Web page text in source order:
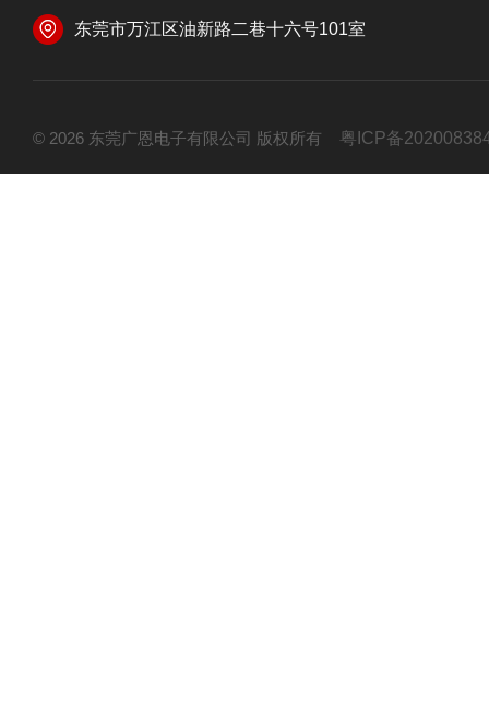
东莞市万江区油新路二巷十六号101室
© 2026 东莞广恩电子有限公司 版权所有 粤ICP备